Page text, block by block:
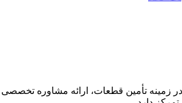
در زمینه تأمین قطعات، ارائه مشاوره